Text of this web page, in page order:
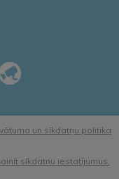
un sīkdatņu politika
sīkdatņu iestatījumus.